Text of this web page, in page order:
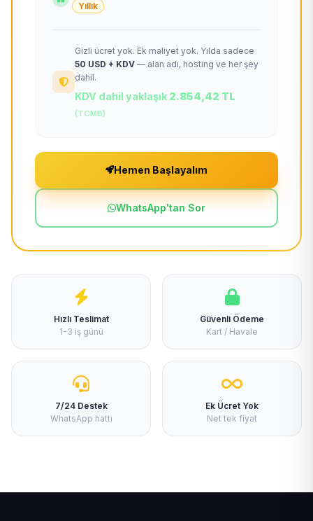
Yıllık
Gizli ücret yok. Ek maliyet yok. Yılda sadece
50 USD + KDV — alan adı, hosting ve her şey
dahil.
KDV dahil yaklaşık 2.854,42 TL
(TCMB)
Hemen Başlayalım
WhatsApp'tan Sor
Hızlı Teslimat
1-3 iş günü
Güvenli Ödeme
Kart / Havale
7/24 Destek
WhatsApp hattı
Ek Ücret Yok
Net tek fiyat